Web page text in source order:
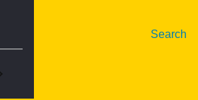
Search